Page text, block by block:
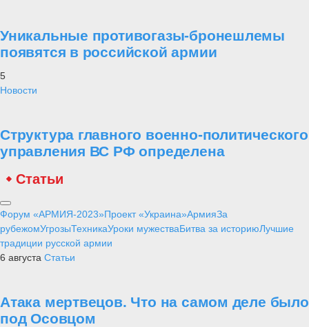
Уникальные противогазы-бронешлемы
появятся в российской армии
5
Новости
Структура главного военно-политического
управления ВС РФ определена
Статьи
Форум «АРМИЯ-2023»Проект «Украина»АрмияЗа
рубежомУгрозыТехникаУроки мужестваБитва за историюЛучшие
традиции русской армии
6 августа Статьи
Атака мертвецов. Что на самом деле было
под Осовцом